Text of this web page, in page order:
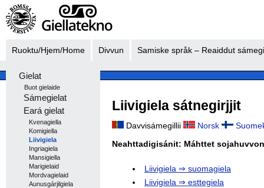
Ruoktu/Hjem/Home Divvun Samiske språk – Reaiddut
Gielat
Buot gielaide
Sámegielat
Eará gielat
Kvenagiella
Komigiella
Liivigiela
Ingriagiela
Mansigiella
Marigielaid
Mordvagielaid
Aunusgárjilgiela
Liivigiela sátnegirjjit
Davvisámegillii Norsk
Neahttadigisánit: Máhttet
Liivigiela ⇒ suomagiela
Liivigiela ⇒ esttegiela